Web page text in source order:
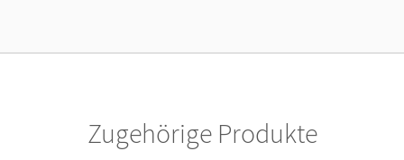
Zugehörige Produkte